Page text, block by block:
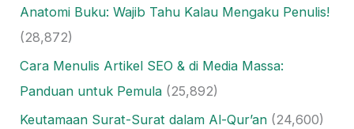
Anatomi Buku: Wajib Tahu Kalau Mengaku Penulis!
(28,872)
Cara Menulis Artikel SEO & di Media Massa:
Panduan untuk Pemula (25,892)
Keutamaan Surat-Surat dalam Al-Qur’an (24,600)